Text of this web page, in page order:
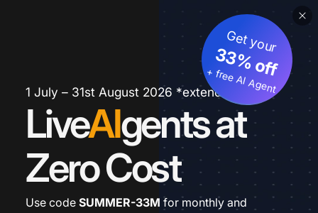
1 July – 31st August 2026 *extended
LiveAIgents at
Zero Cost
Get your
33% off
+ free AI Agent
Use code SUMMER-33M for monthly and